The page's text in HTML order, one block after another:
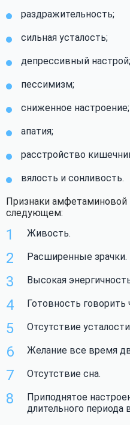
раздражительность;
сильная усталость;
депрессивный настрой;
пессимизм;
сниженное настроение;
апатия;
расстройство
вялость и сонливость.
Признаки
следующем:
Живость.
Расширенные зрачки.
Высокая
Готовность говорить
Отсутствие
Желание все время
Отсутствие сна.
Приподнятое
длительного периода